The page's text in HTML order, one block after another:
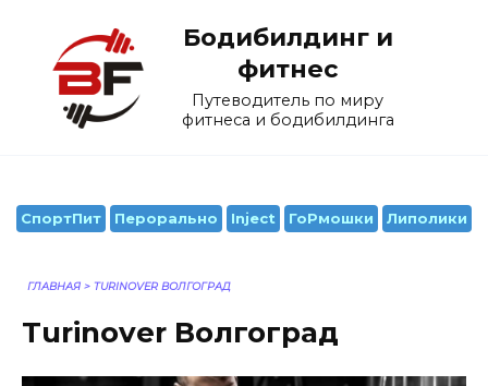
содержанию
Бодибилдинг и
фитнес
Путеводитель по миру
фитнеса и бодибилдинга
СпортПит Перорально Inject ГоРмошки Липолики
ГЛАВНАЯ > TURINOVER ВОЛГОГРАД
Turinover Волгоград